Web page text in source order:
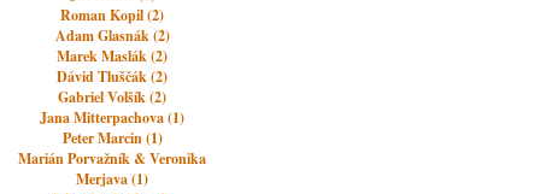
Roman Kopil (2)
Adam Glasnák (2)
Marek Maslák (2)
Dávid Tluščák (2)
Gabriel Volšík (2)
Jana Mitterpachova (1)
Peter Marcin (1)
Marián Porvažník & Veronika
Merjava (1)